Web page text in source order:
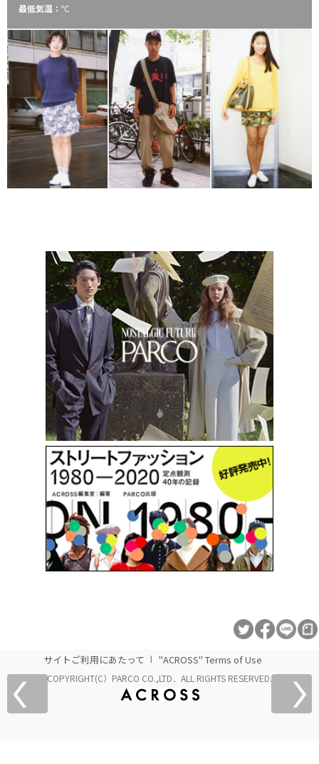
最低気温： ℃
サイトご利用にあたって "ACROSS" Terms of Use
COPYRIGHT(C）PARCO CO.,LTD．ALL RIGHTS RESERVED.